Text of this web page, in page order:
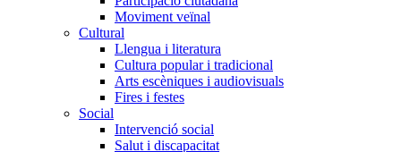
Moviment veïnal
Cultural
Llengua i literatura
Cultura popular i tradicional
Arts escèniques i audiovisuals
Fires i festes
Social
Intervenció social
Salut i discapacitat